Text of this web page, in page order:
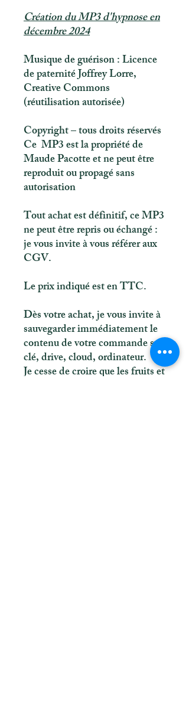
Création du MP3 d'hypnose en
décembre 2024
Musique de guérison : Licence
de paternité Joffrey Lorre,
Creative Commons
(réutilisation autorisée)
Copyright – tous droits réservés
Ce MP3 est la propriété de
Maude Pacotte et ne peut être
reproduit ou propagé sans
autorisation
Tout achat est définitif, ce MP3
ne peut être repris ou échangé :
je vous invite à vous référer aux
CGV.
Le prix indiqué est en TTC.
Dès votre achat, je vous invite à
sauvegarder immédiatement le
contenu de votre commande sur
clé, drive, cloud, ordinateur.
Je cesse de croire que les fruits et